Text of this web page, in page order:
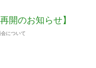
開のお知らせ】
について